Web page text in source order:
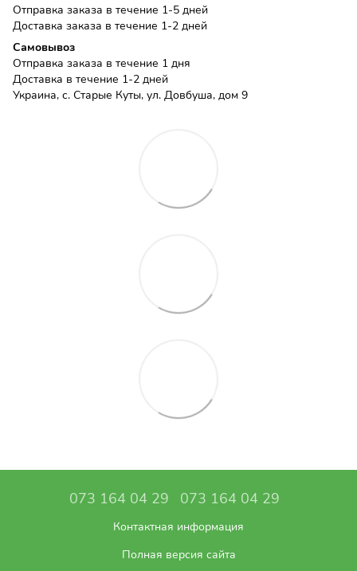
Отправка заказа в течение 1-5 дней
Доставка заказа в течение 1-2 дней
Самовывоз
Отправка заказа в течение 1 дня
Доставка в течение 1-2 дней
Украина, с. Старые Куты, ул. Довбуша, дом 9
073 164 04 29 073 164 04 29
Контактная информация
Полная версия сайта